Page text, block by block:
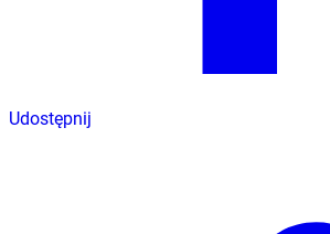
Udostępnij